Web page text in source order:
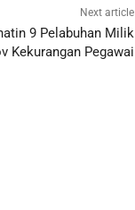
Next article
9 Pelabuhan Milik
Kekurangan Pegawai